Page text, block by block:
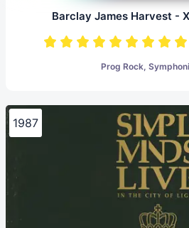
Barclay James Harvest -
Prog Rock,
1987